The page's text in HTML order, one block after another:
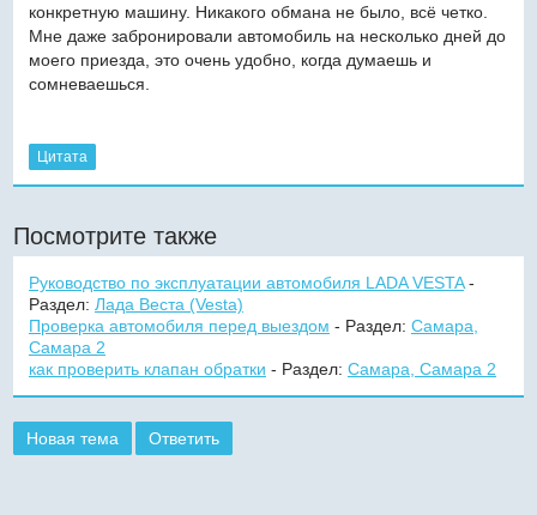
конкретную машину. Никакого обмана не было, всё четко.
Мне даже забронировали автомобиль на несколько дней до
моего приезда, это очень удобно, когда думаешь и
сомневаешься.
Цитата
Посмотрите также
Руководство по эксплуатации автомобиля LADA VESTA-
Раздел: Лада Веста (Vesta)
Проверка автомобиля перед выездом - Раздел: Самара,
Самара 2
как проверить клапан обратки - Раздел: Самара, Самара 2
Новая тема Ответить